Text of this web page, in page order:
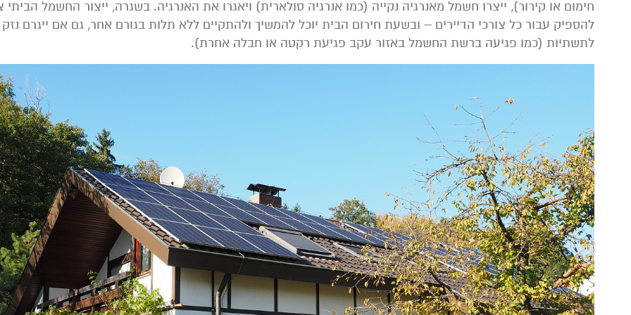
חימום או קירור), ייצרו חשמל מאנרגיה נקייה (כמו אנרגיה סולארית) ויאגרו את האנרגיה. בשגרה, ייצור החשמל הביתי
להספיק עבור כל צורכי הדיירים – ובשעת חירום הבית יוכל להמשיך ולהתקיים ללא תלות בגורם אחר, גם אם ייגרם נזק
לתשתיות (כמו פגיעה ברשת החשמל באזור עקב פגיעת רקטה או חבלה אחרת).